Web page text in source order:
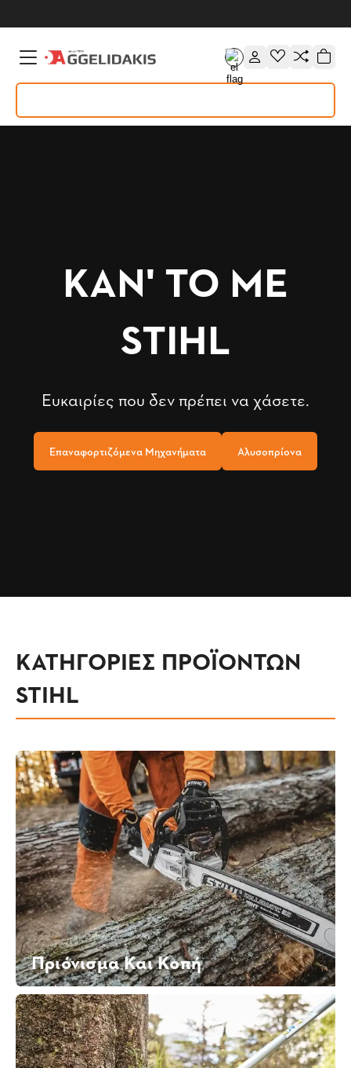
ΚΑΝ' ΤΟ ΜΕ
STIHL
Ευκαιρίες που δεν πρέπει να χάσετε.
Επαναφορτιζόμενα Μηχανήματα Αλυσοπρίονα
ΚΑΤΗΓΟΡΙΕΣ ΠΡΟΪΟΝΤΩΝ
STIHL
Πριόνισμα Και Κοπή